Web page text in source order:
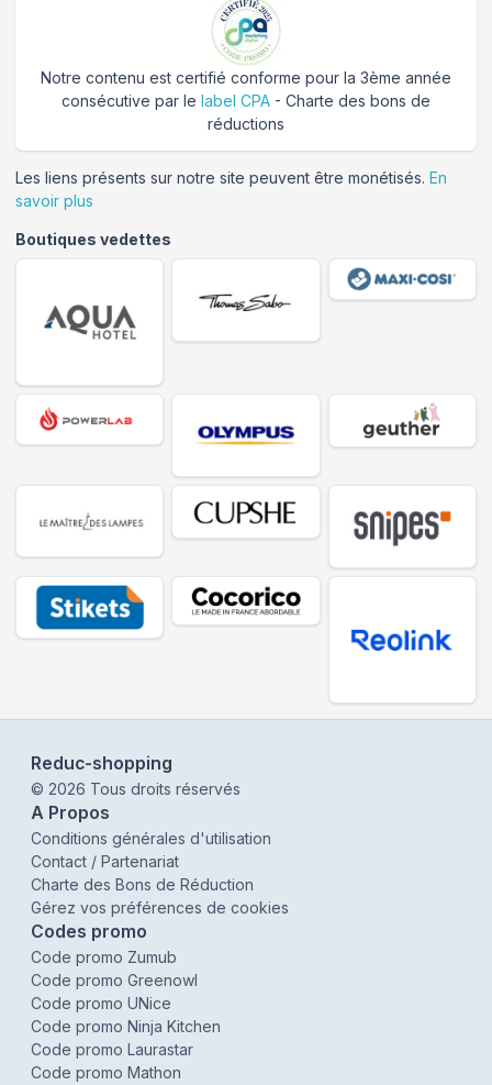
Notre contenu est certifié conforme pour la 3ème année
consécutive par le label CPA - Charte des bons de
réductions
Les liens présents sur notre site peuvent être monétisés. En
savoir plus
Boutiques vedettes
Reduc-shopping
© 2026 Tous droits réservés
A Propos
Conditions générales d'utilisation
Contact / Partenariat
Charte des Bons de Réduction
Gérez vos préférences de cookies
Codes promo
Code promo Zumub
Code promo Greenowl
Code promo UNice
Code promo Ninja Kitchen
Code promo Laurastar
Code promo Mathon